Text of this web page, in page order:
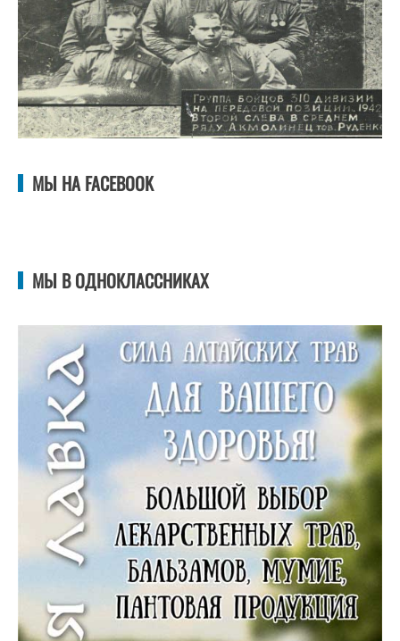
МЫ НА FACEBOOK
МЫ В ОДНОКЛАССНИКАХ